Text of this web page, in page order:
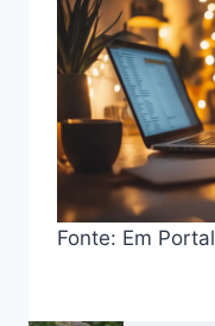
Fonte: Em Portal